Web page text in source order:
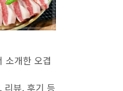
소개한 오겹
리뷰, 후기 등